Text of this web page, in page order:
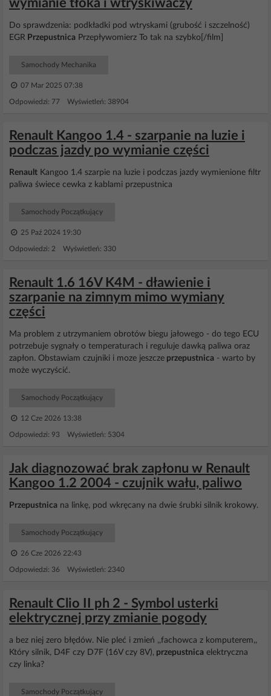
wymianie tłoka i wtryskiwaczy
Do sprawdzenia: podkładki pod wtryskami (grubość i szczelność)
EGR Przepustnica Przepływomierz To tak na szybko[/film]
Samochody Mechanika
07 Mar 2025 07:38
Odpowiedzi: 77 Wyświetleń: 38904
Renault Kangoo 1.4 - szarpanie na luzie i
podczas jazdy po wymianie części
Renault Kangoo 1.4 szarpie na luzie i podczas jazdy wymienione filtr
paliwa świece cewka z kablami przepustnica
Samochody Początkujący
25 Paź 2024 19:30
Odpowiedzi: 2 Wyświetleń: 330
Renault 1.6 16V K4M - dławienie i
szarpanie na zimnym mimo wymiany
części
Ma problem z utrzymaniem obrotów biegu jałowego - do tego ECU
potrzebuje sygnały o temperaturach i reguluje dawką paliwa oraz
zapłon. Obstawiam czujniki i moze jeszcze przepustnica - warto by
może wyczyścić.
Samochody Początkujący
12 Cze 2026 13:38
Odpowiedzi: 93 Wyświetleń: 5304
Jak diagnozować brak zapłonu w Renault
Kangoo 1.2 2004 - czujnik wału, paliwo
Przepustnica na linkę, pod wkręcany na dwie śrubki silnik krokowy.
Samochody Początkujący
26 Cze 2026 22:43
Odpowiedzi: 36 Wyświetleń: 2340
Renault Clio II ph 2 - Symbol usterki
elektrycznej przy zmianie pogody
a bez niej zero błędów. Nie pleć i zmień ,,fachowca z komputerem,,
Który silnik, D4F czy D7F (16V czy 8V), przepustnica elektryczna
czy linka?
Samochody Początkujący